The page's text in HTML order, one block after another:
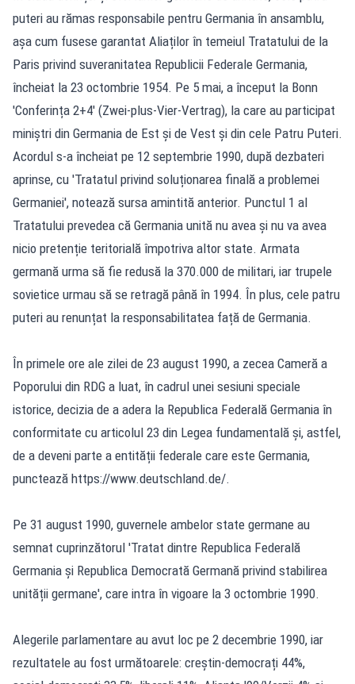
puteri au rămas responsabile pentru Germania în ansamblu,
așa cum fusese garantat Aliaților în temeiul Tratatului de la
Paris privind suveranitatea Republicii Federale Germania,
încheiat la 23 octombrie 1954. Pe 5 mai, a început la Bonn
'Conferința 2+4' (Zwei-plus-Vier-Vertrag), la care au participat
miniștri din Germania de Est și de Vest și din cele Patru Puteri.
Acordul s-a încheiat pe 12 septembrie 1990, după dezbateri
aprinse, cu 'Tratatul privind soluționarea finală a problemei
Germaniei', notează sursa amintită anterior. Punctul 1 al
Tratatului prevedea că Germania unită nu avea și nu va avea
nicio pretenție teritorială împotriva altor state. Armata
germană urma să fie redusă la 370.000 de militari, iar trupele
sovietice urmau să se retragă până în 1994. În plus, cele patru
puteri au renunțat la responsabilitatea față de Germania.
În primele ore ale zilei de 23 august 1990, a zecea Cameră a
Poporului din RDG a luat, în cadrul unei sesiuni speciale
istorice, decizia de a adera la Republica Federală Germania în
conformitate cu articolul 23 din Legea fundamentală și, astfel,
de a deveni parte a entității federale care este Germania,
punctează https://www.deutschland.de/.
Pe 31 august 1990, guvernele ambelor state germane au
semnat cuprinzătorul 'Tratat dintre Republica Federală
Germania și Republica Democrată Germană privind stabilirea
unității germane', care intra în vigoare la 3 octombrie 1990.
Alegerile parlamentare au avut loc pe 2 decembrie 1990, iar
rezultatele au fost următoarele: creștin-democrați 44%,